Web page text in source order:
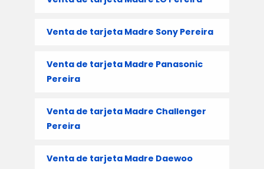
Venta de tarjeta Madre Sony Pereira
Venta de tarjeta Madre Panasonic
Pereira
Venta de tarjeta Madre Challenger
Pereira
Venta de tarjeta Madre Daewoo